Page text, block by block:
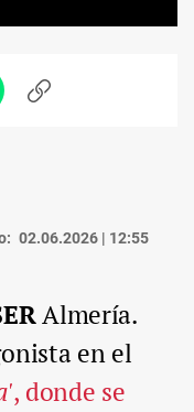
Copiar
02.06.2026 | 12:55
Almería.
en el
, donde se